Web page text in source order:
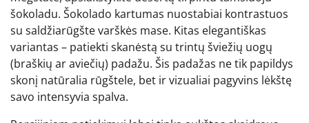
šokoladu. Šokolado kartumas nuostabiai kontrastuos
su saldžiarūgšte varškės mase. Kitas elegantiškas
variantas – patiekti skanėstą su trintų šviežių uogų
(braškių ar aviečių) padažu. Šis padažas ne tik papildys
skonį natūralia rūgštele, bet ir vizualiai pagyvins lėkštę
savo intensyvia spalva.